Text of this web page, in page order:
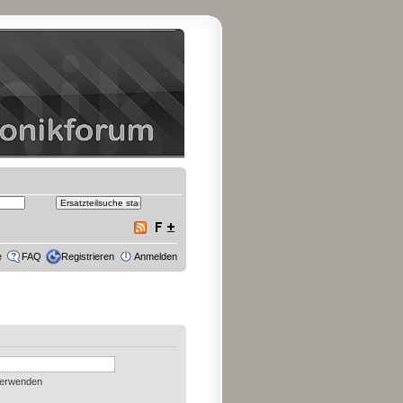
FAQ Registrieren Anmelden